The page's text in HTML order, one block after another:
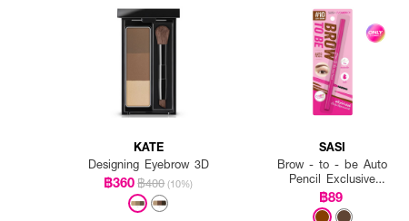
KATE
Designing Eyebrow 3D
฿360฿400 (10%)
SASI
Brow - to - be Auto
Pencil Exclusive
EVEANDBOY
฿89